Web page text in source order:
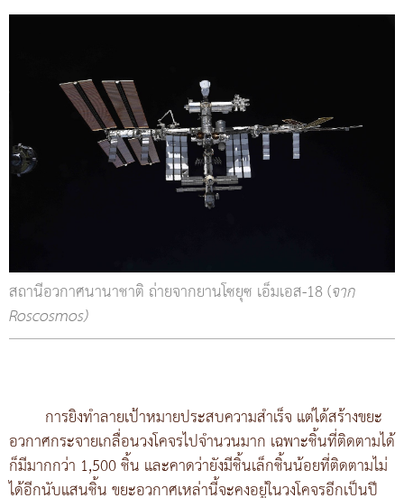
สถานีอวกาศนานาชาติ ถ่ายจากยานโซยุซ เอ็มเอส-18 (จาก
Roscosmos)
การยิงทำลายเป้าหมายประสบความสำเร็จ แต่ได้สร้างขยะ
อวกาศกระจายเกลื่อนวงโคจรไปจำนวนมาก เฉพาะชิ้นที่ติดตามได้
ก็มีมากกว่า 1,500 ชิ้น และคาดว่ายังมีชิ้นเล็กชิ้นน้อยที่ติดตามไม่
ได้อีกนับแสนชิ้น ขยะอวกาศเหล่านี้จะคงอยู่ในวงโคจรอีกเป็นปี